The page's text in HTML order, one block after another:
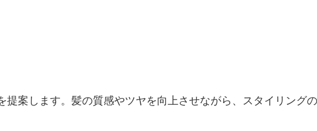
案します。髪の質感やツヤを向上させながら、スタイリングの